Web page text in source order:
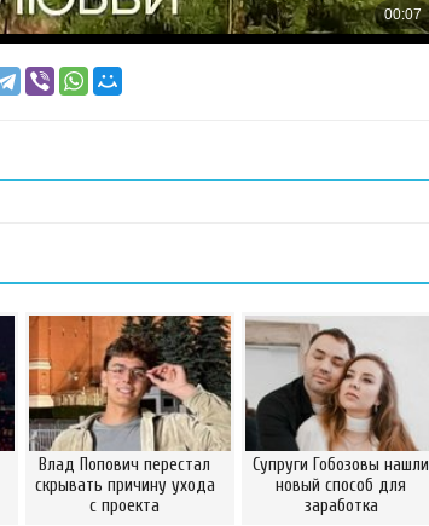
Влад Попович перестал
скрывать причину ухода
с проекта
Супруги Гобозовы нашли
новый способ для
заработка